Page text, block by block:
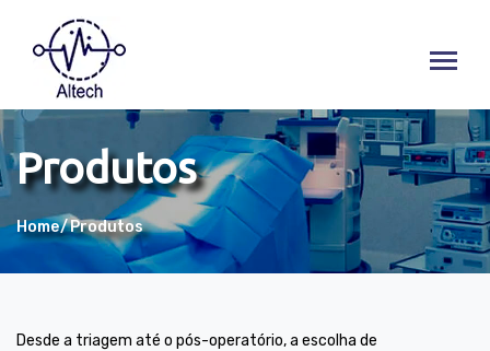
Produtos
Home Produtos
Desde a triagem até o pós-operatório, a escolha de